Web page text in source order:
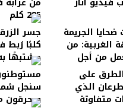
285 كلم
الجريمة
الغربية: من
من أجل
جسر
كلبًا رُبط
مشتبهًا
على
قرب طرعان الذي
متفاوتة
سنجل
ويحرقون